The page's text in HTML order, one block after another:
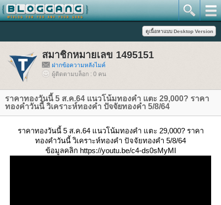
สมาชิกหมายเลข 1495151
ฝากข้อความหลังไมค์
ผู้ติดตามบล็อก : 0 คน
ราคาทองวันนี้ 5 ส.ค.64 แนวโน้มทองคำ แตะ 29,000? ราคา
ทองคำวันนี้ วิเคราะห์ทองคำ ปัจจัยทองคำ 5/8/64
ราคาทองวันนี้ 5 ส.ค.64 แนวโน้มทองคำ แตะ 29,000? ราคา
ทองคำวันนี้ วิเคราะห์ทองคำ ปัจจัยทองคำ 5/8/64
ข้อมูลคลิก https://youtu.be/c4-ds0sMyMI